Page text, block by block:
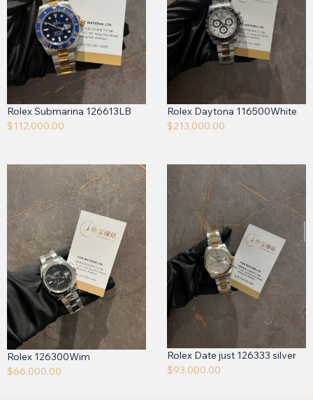
Rolex Submarina 126613LB
$112,000.00
Rolex Daytona 116500White
$213,000.00
Rolex 126300Wim
$66,000.00
Rolex Date just 126333 silver
$93,000.00